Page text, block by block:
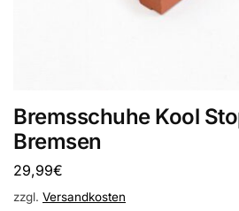
Bremsschuhe Kool
Bremsen
29,99€
zzgl. Versandkosten